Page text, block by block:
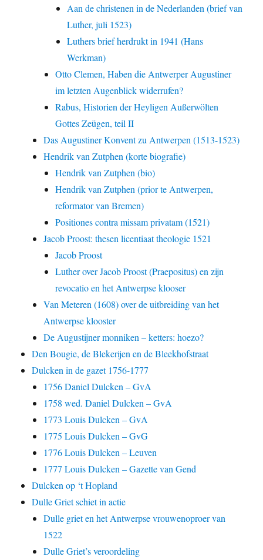
Aan de christenen in de Nederlanden (brief van
Luther, juli 1523)
Luthers brief herdrukt in 1941 (Hans
Werkman)
Otto Clemen, Haben die Antwerper Augustiner
im letzten Augenblick widerrufen?
Rabus, Historien der Heyligen Außerwölten
Gottes Zeügen, teil II
Das Augustiner Konvent zu Antwerpen (1513-1523)
Hendrik van Zutphen (korte biografie)
Hendrik van Zutphen (bio)
Hendrik van Zutphen (prior te Antwerpen,
reformator van Bremen)
Positiones contra missam privatam (1521)
Jacob Proost: thesen licentiaat theologie 1521
Jacob Proost
Luther over Jacob Proost (Praepositus) en zijn
revocatio en het Antwerpse klooser
Van Meteren (1608) over de uitbreiding van het
Antwerpse klooster
De Augustijner monniken – ketters: hoezo?
Den Bougie, de Blekerijen en de Bleekhofstraat
Dulcken in de gazet 1756-1777
1756 Daniel Dulcken – GvA
1758 wed. Daniel Dulcken – GvA
1773 Louis Dulcken – GvA
1775 Louis Dulcken – GvG
1776 Louis Dulcken – Leuven
1777 Louis Dulcken – Gazette van Gend
Dulcken op ‘t Hopland
Dulle Griet schiet in actie
Dulle griet en het Antwerpse vrouwenoproer van
1522
Dulle Griet’s veroordeling